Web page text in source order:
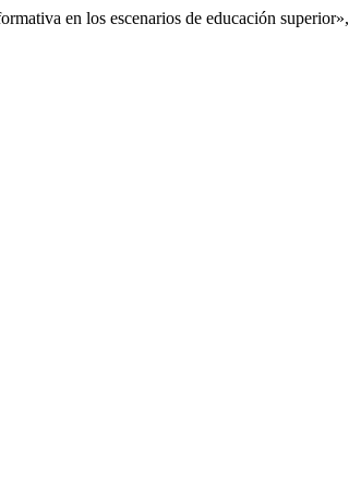
en los escenarios de educación superior»,